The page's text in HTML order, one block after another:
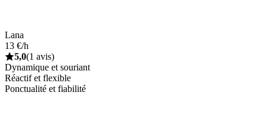
Lana
13 €/h
5,0(1 avis)
Dynamique et souriant
Réactif et flexible
Ponctualité et fiabilité